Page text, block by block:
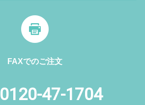
FAXでのご注文
0120-47-1704